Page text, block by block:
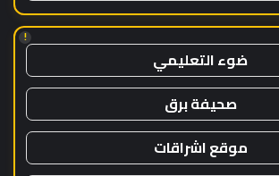
!
ضوء التعليمي
صحيفة برق
موقع اشراقات